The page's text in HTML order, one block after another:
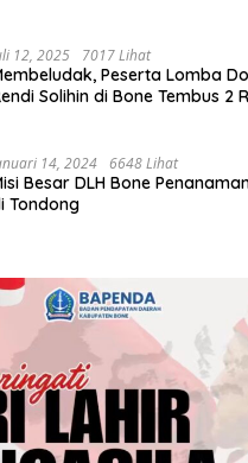
12, 2025 7017 Lihat
Peserta Lomba
Solihin di Bone Tembus 2
14, 2024 6648 Lihat
Besar DLH Bone
Tondong